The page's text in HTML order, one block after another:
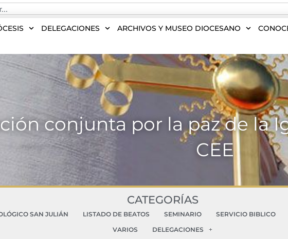
DELEGACIONES ARCHIVOS Y MUSEO DIOCESANO
conjunta por la paz de la
CEE
CATEGORÍAS
SAN JULIÁN LISTADO DE BEATOS SEMINARIO SERVICIO BIBLICO
VARIOS
DELEGACIONES